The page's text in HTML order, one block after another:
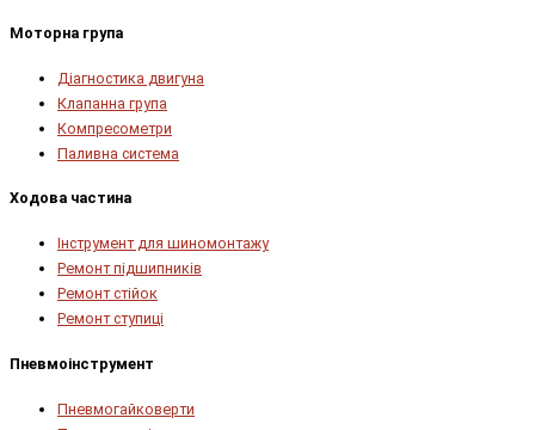
Моторна група
Діагностика двигуна
Клапанна група
Компресометри
Паливна система
Ходова частина
Інструмент для шиномонтажу
Ремонт підшипників
Ремонт стійок
Ремонт ступиці
Пневмоінструмент
Пневмогайковерти